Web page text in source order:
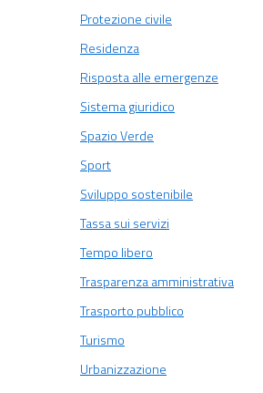
Protezione civile
Residenza
Risposta alle emergenze
Sistema giuridico
Spazio Verde
Sport
Sviluppo sostenibile
Tassa sui servizi
Tempo libero
Trasparenza amministrativa
Trasporto pubblico
Turismo
Urbanizzazione